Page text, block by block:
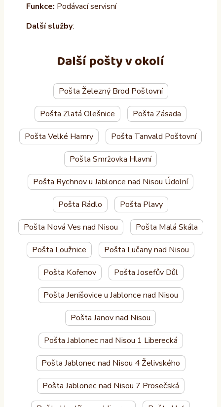
Funkce: Podávací servisní
Další služby:
Další pošty v okolí
Pošta Železný Brod Poštovní
Pošta Zlatá Olešnice Pošta Zásada
Pošta Velké Hamry Pošta Tanvald Poštovní
Pošta Smržovka Hlavní
Pošta Rychnov u Jablonce nad Nisou Údolní
Pošta Rádlo Pošta Plavy
Pošta Nová Ves nad Nisou Pošta Malá Skála
Pošta Loužnice Pošta Lučany nad Nisou
Pošta Kořenov Pošta Josefův Důl
Pošta Jenišovice u Jablonce nad Nisou
Pošta Janov nad Nisou
Pošta Jablonec nad Nisou 1 Liberecká
Pošta Jablonec nad Nisou 4 Želivského
Pošta Jablonec nad Nisou 7 Prosečská